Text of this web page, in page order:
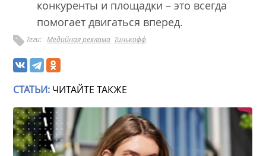
конкуренты и площадки – это всегда
помогает двигаться вперед.
Теги: Медийная реклама Тинькофф
СТАТЬИ: ЧИТАЙТЕ ТАКЖЕ